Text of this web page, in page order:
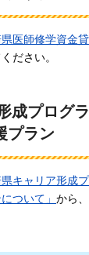
医師修学資金貸
ださい。
成プログ
プラン
キャリア形成
ついて」 から